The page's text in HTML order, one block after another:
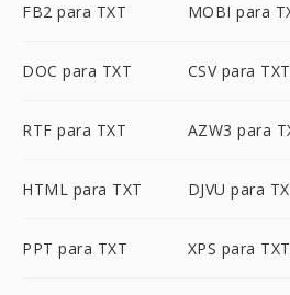
FB2 para TXT MOBI para
DOC para TXT CSV para TXT
RTF para TXT AZW3 para
HTML para TXT DJVU para
PPT para TXT XPS para TXT